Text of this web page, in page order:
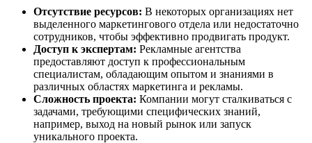
Отсутствие ресурсов: В некоторых организациях нет
выделенного маркетингового отдела или недостаточно
сотрудников, чтобы эффективно продвигать продукт.
Доступ к экспертам: Рекламные агентства
предоставляют доступ к профессиональным
специалистам, обладающим опытом и знаниями в
различных областях маркетинга и рекламы.
Сложность проекта: Компании могут сталкиваться с
задачами, требующими специфических знаний,
например, выход на новый рынок или запуск
уникального проекта.